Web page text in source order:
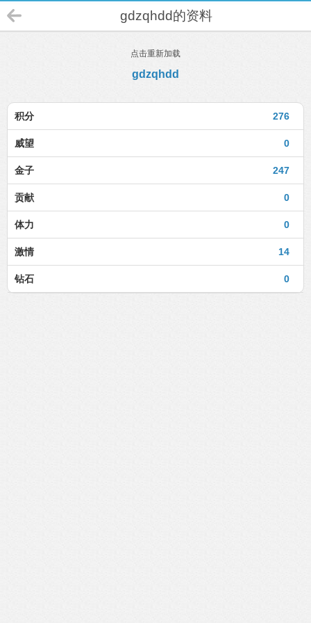
gdzqhdd的资料
点击重新加载
gdzqhdd
276
积分
0
威望
247
金子
0
贡献
0
体力
14
激情
0
钻石